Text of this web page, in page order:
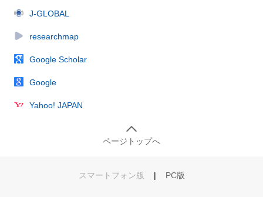
J-GLOBAL
researchmap
Google Scholar
Google
Yahoo! JAPAN
ページトップへ
スマートフォン版 | PC版